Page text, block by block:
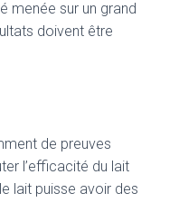
menée sur un grand
doivent être
de preuves
l’efficacité du lait
lait puisse avoir des